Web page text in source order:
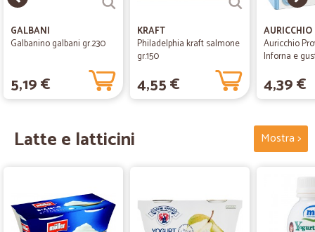
GALBANI
Galbanino galbani gr.230
5,19 €
KRAFT
Philadelphia kraft salmone
gr.150
4,55 €
AURICCHIO
Auricchio
Inforna e
4,39 €
Latte e latticini Mostra >